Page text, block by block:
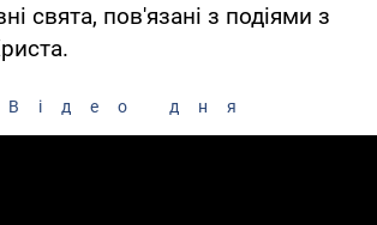
свята, пов'язані з подіями з
Відео дня